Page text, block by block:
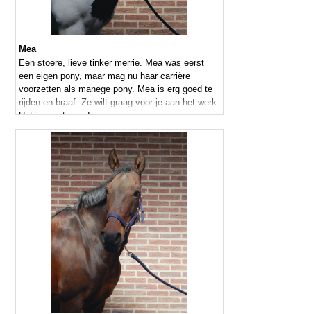
Mea
Een stoere, lieve tinker merrie. Mea was eerst
een eigen pony, maar mag nu haar carrière
voorzetten als manege pony. Mea is erg goed te
rijden en braaf. Ze wilt graag voor je aan het werk.
Het is een topper!